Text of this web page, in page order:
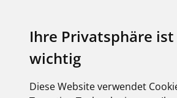
Ihre Privatsphäre ist
wichtig
Diese Website verwendet
elektroforum 2.2025
Ihr Elektro-Magazin
Das Forum für Industrie,